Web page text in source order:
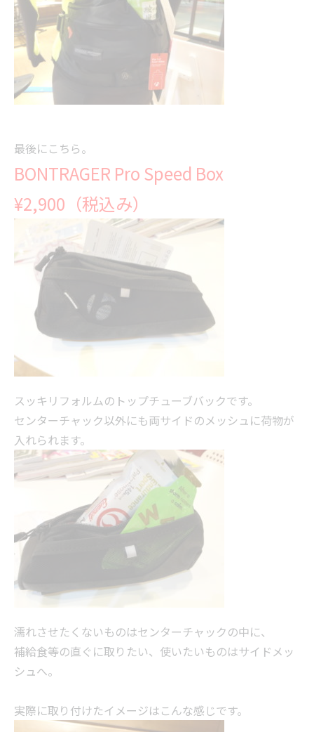
最後にこちら。
BONTRAGER Pro Speed Box
¥2,900（税込み）
スッキリフォルムのトップチューブバックです。
センターチャック以外にも両サイドのメッシュに荷物が
入れられます。
濡れさせたくないものはセンターチャックの中に、
補給食等の直ぐに取りたい、使いたいものはサイドメッ
シュへ。
実際に取り付けたイメージはこんな感じです。